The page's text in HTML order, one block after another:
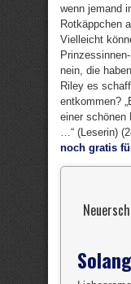
wenn jemand
Rotkäppchen
Vielleicht
nein, die
Riley es
entkommen?
einer schönen
…“ (Leserin)
noch gratis